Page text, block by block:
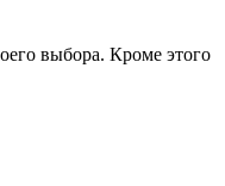
выбора. Кроме этого